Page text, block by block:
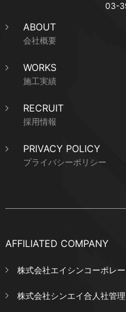
03-
ABOUT
会社概要
WORKS
施工実績
RECRUIT
採用情報
PRIVACY POLICY
プライバシーポリシー
AFFILIATED COMPANY
株式会社エイシンコーポレ
株式会社シンエイ合人社管理